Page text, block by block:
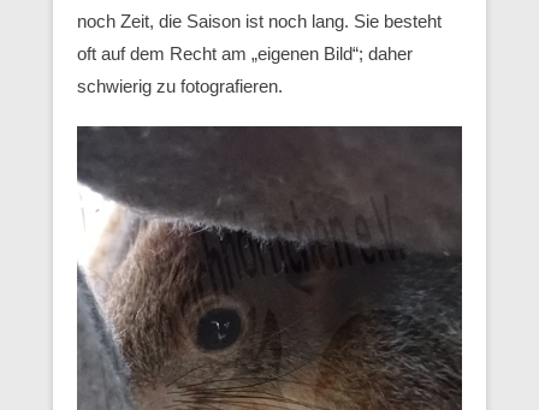
noch Zeit, die Saison ist noch lang. Sie besteht
oft auf dem Recht am „eigenen Bild“; daher
schwierig zu fotografieren.